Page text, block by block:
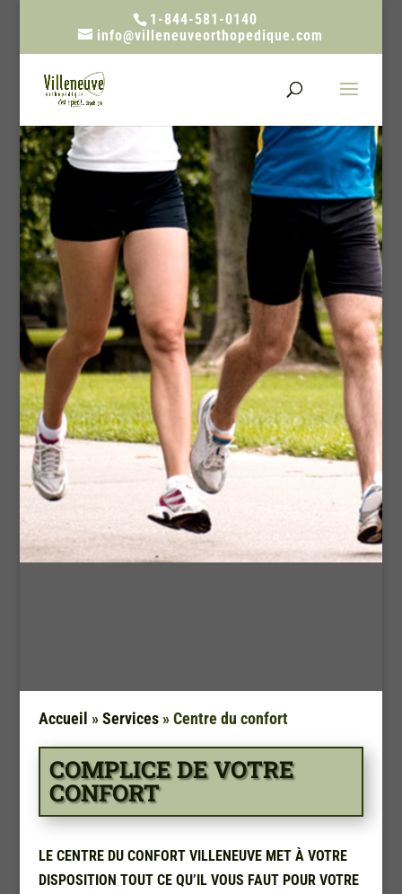
1-844-581-0140
info@villeneuveorthopedique.com
Accueil »Services»Centre du confort
COMPLICE DE VOTRE
CONFORT
LE CENTRE DU CONFORT VILLENEUVE MET À VOTRE
DISPOSITION TOUT CE QU’IL VOUS FAUT POUR VOTRE